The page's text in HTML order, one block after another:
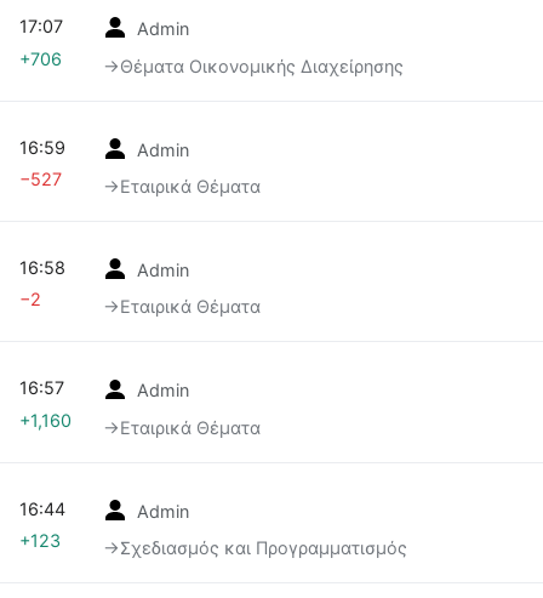
Admin
→‎Θέματα Οικονομικής Διαχείρησης
17:07
+706
Admin
→‎Εταιρικά Θέματα
16:59
−527
Admin
→‎Εταιρικά Θέματα
16:58
−2
Admin
→‎Εταιρικά Θέματα
16:57
+1,160
Admin
→‎Σχεδιασμός και Προγραμματισμός
16:44
+123